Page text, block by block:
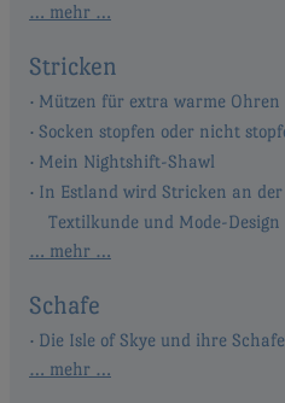
… mehr …
Stricken
Mützen für extra warme Ohren
Socken stopfen oder nicht
Mein Nightshift-Shawl
In Estland wird Stricken an
Textilkunde und Mode-
… mehr …
Schafe
Die Isle of Skye und ihre Schafe
… mehr …